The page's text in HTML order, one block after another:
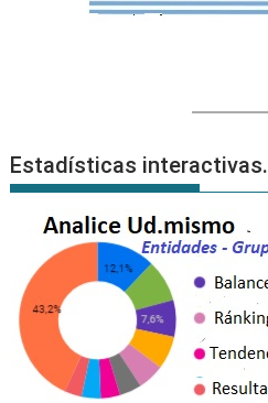
Estadísticas interactivas.